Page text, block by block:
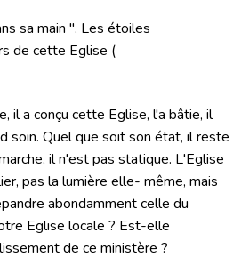
sa main ". Les étoiles
de cette Eglise (
il a conçu cette Eglise, l'a bâtie, il
soin. Quel que soit son état, il reste
il n'est pas statique. L'Eglise
pas la lumière elle- même, mais
abondamment celle du
Eglise locale ? Est-elle
de ce ministère ?